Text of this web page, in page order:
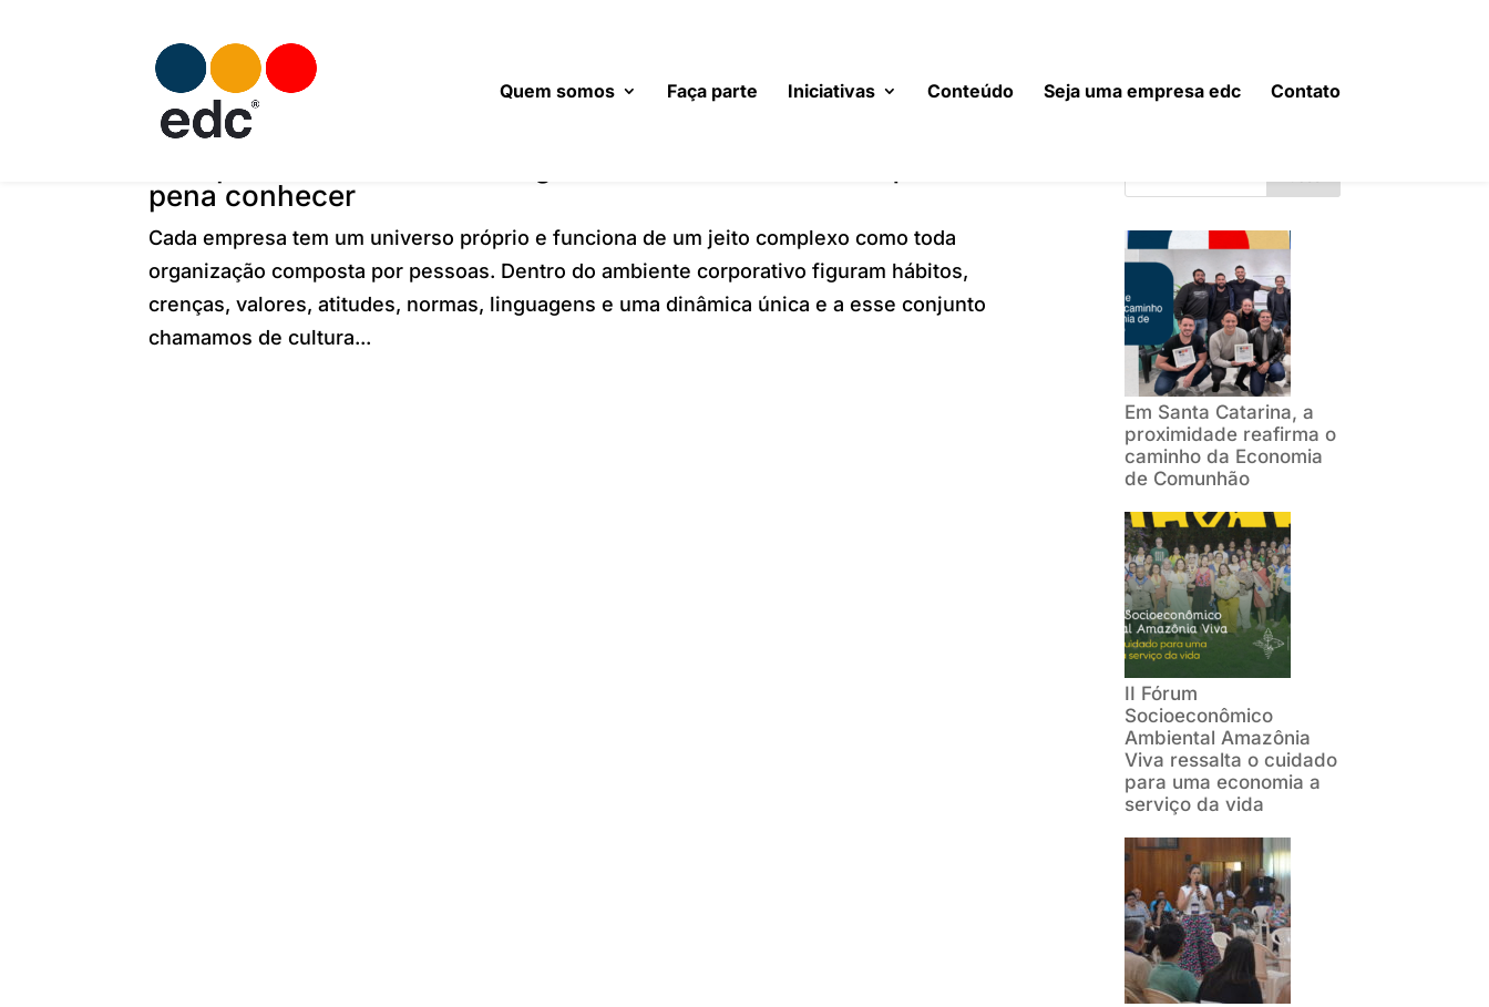
Quem somos Faça parte Iniciativas Conteúdo Seja uma empresa edc Contato
pena conhecer
Cada empresa tem um universo próprio e funciona de um jeito complexo como toda
organização composta por pessoas. Dentro do ambiente corporativo figuram hábitos,
crenças, valores, atitudes, normas, linguagens e uma dinâmica única e a esse conjunto
chamamos de cultura...
Em Santa Catarina, a
proximidade reafirma o
caminho da Economia
de Comunhão
II Fórum
Socioeconômico
Ambiental Amazônia
Viva ressalta o cuidado
para uma economia a
serviço da vida